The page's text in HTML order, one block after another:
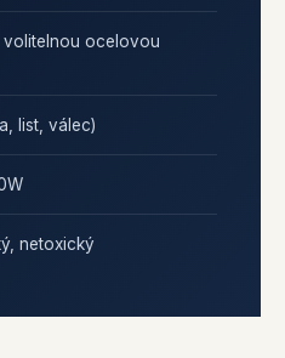
ocelovou
list, válec)
netoxický